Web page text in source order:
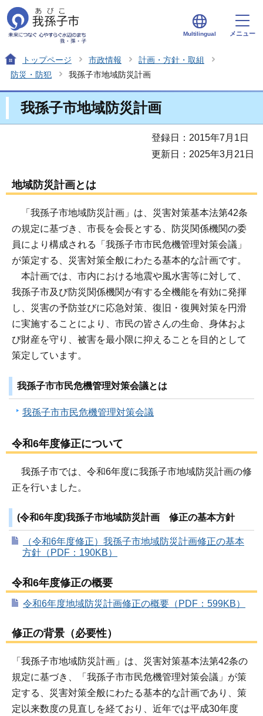
Multilingual メニュー
トップページ 市政情報
計画・方針・取組
防災・防犯
我孫子市地域防災計画
我孫子市地域防災計画
登録日：2015年7月1日
更新日：2025年3月21日
地域防災計画とは
「我孫子市地域防災計画」は、災害対策基本法第42条
の規定に基づき、市長を会長とする、防災関係機関の委
員により構成される「我孫子市市民危機管理対策会議」
が策定する、災害対策全般にわたる基本的な計画です。
本計画では、市内における地震や風水害等に対して、
我孫子市及び防災関係機関が有する全機能を有効に発揮
し、災害の予防並びに応急対策、復旧・復興対策を円滑
に実施することにより、市民の皆さんの生命、身体およ
び財産を守り、被害を最小限に抑えることを目的として
策定しています。
我孫子市市民危機管理対策会議とは
我孫子市市民危機管理対策会議
令和6年度修正について
我孫子市では、令和6年度に我孫子市地域防災計画の修
正を行いました。
(令和6年度)我孫子市地域防災計画 修正の基本方針
（令和6年度修正）我孫子市地域防災計画修正の基本
方針（PDF：190KB）
令和6年度修正の概要
令和6年度地域防災計画修正の概要（PDF：599KB）
修正の背景（必要性）
「我孫子市地域防災計画」は、災害対策基本法第42条の
規定に基づき、「我孫子市市民危機管理対策会議」が策
定する、災害対策全般にわたる基本的な計画であり、策
定以来数度の見直しを経ており、近年では平成30年度